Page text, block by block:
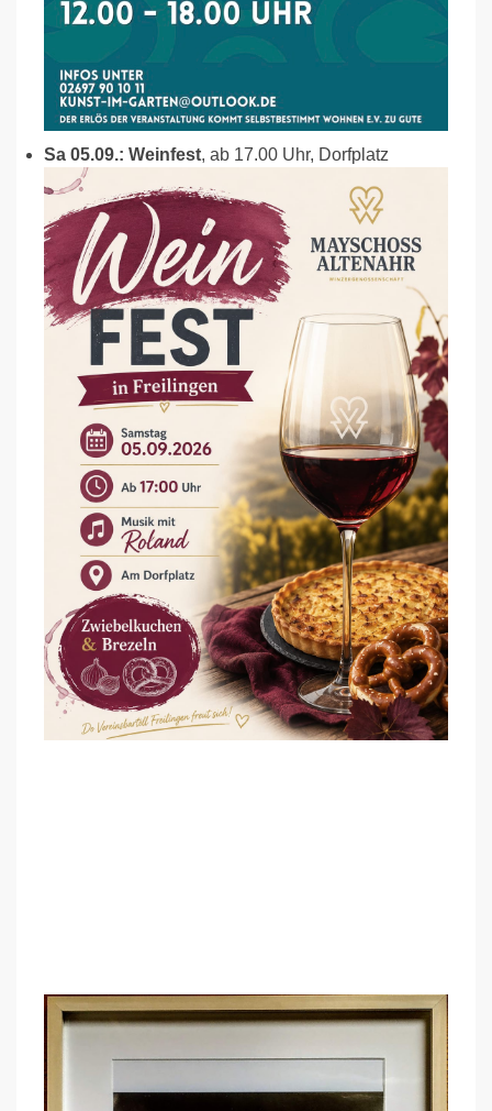
Sa 05.09.: Weinfest, ab 17.00 Uhr, Dorfplatz